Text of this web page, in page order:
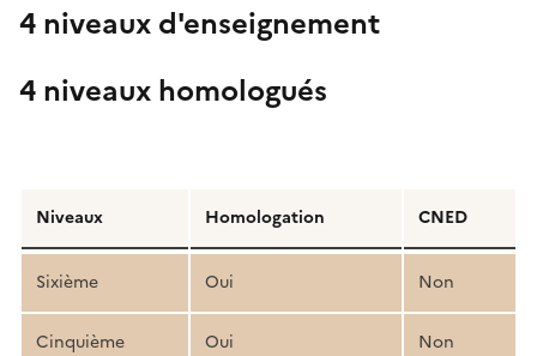
4 niveaux d'enseignement
4 niveaux homologués
de
la
structure
pédagogique
Niveaux Homologation CNED
Sixième Oui Non
Cinquième Oui Non